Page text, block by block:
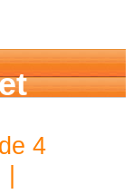
4
|